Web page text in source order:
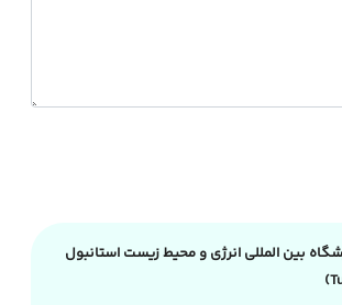
بین المللی انرژی و محیط زیست استانبول